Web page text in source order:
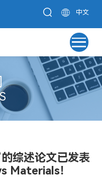
中文
综述论文已发表
Materials！